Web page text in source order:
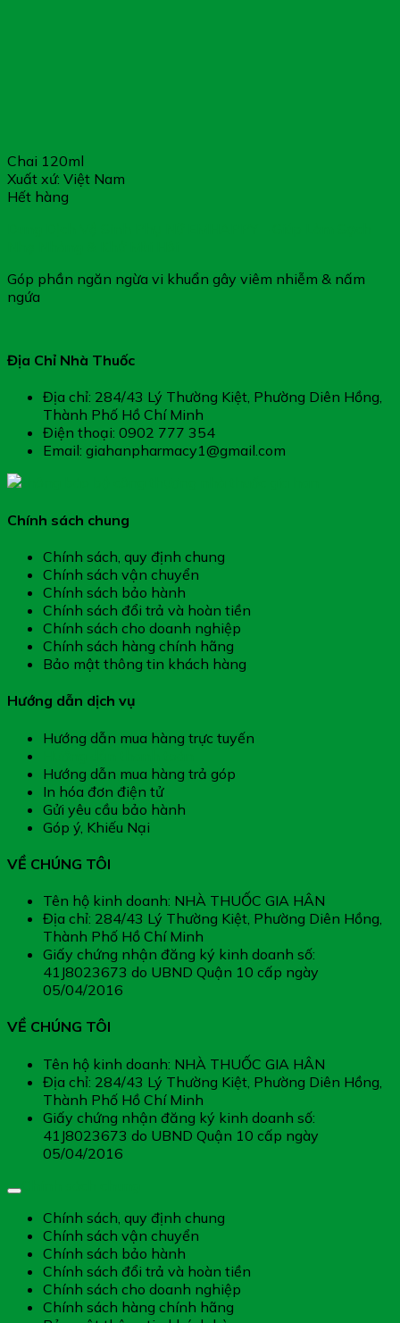
Chai 120ml
Xuất xứ: Việt Nam
Hết hàng
Góp phần ngăn ngừa vi khuẩn gây viêm nhiễm & nấm
ngứa
Địa Chỉ Nhà Thuốc
Địa chỉ: 284/43 Lý Thường Kiệt, Phường Diên Hồng,
Thành Phố Hồ Chí Minh
Điện thoại: 0902 777 354
Email: giahanpharmacy1@gmail.com
Chính sách chung
Chính sách, quy định chung
Chính sách vận chuyển
Chính sách bảo hành
Chính sách đổi trả và hoàn tiền
Chính sách cho doanh nghiệp
Chính sách hàng chính hãng
Bảo mật thông tin khách hàng
Hướng dẫn dịch vụ
Hướng dẫn mua hàng trực tuyến
Hướng dẫn mua hàng trả góp
In hóa đơn điện tử
Gửi yêu cầu bảo hành
Góp ý, Khiếu Nại
VỀ CHÚNG TÔI
Tên hộ kinh doanh: NHÀ THUỐC GIA HÂN
Địa chỉ: 284/43 Lý Thường Kiệt, Phường Diên Hồng,
Thành Phố Hồ Chí Minh
Giấy chứng nhận đăng ký kinh doanh số:
41J8023673 do UBND Quận 10 cấp ngày
05/04/2016
VỀ CHÚNG TÔI
Tên hộ kinh doanh: NHÀ THUỐC GIA HÂN
Địa chỉ: 284/43 Lý Thường Kiệt, Phường Diên Hồng,
Thành Phố Hồ Chí Minh
Giấy chứng nhận đăng ký kinh doanh số:
41J8023673 do UBND Quận 10 cấp ngày
05/04/2016
Chính sách, quy định chung
Chính sách vận chuyển
Chính sách bảo hành
Chính sách đổi trả và hoàn tiền
Chính sách cho doanh nghiệp
Chính sách hàng chính hãng